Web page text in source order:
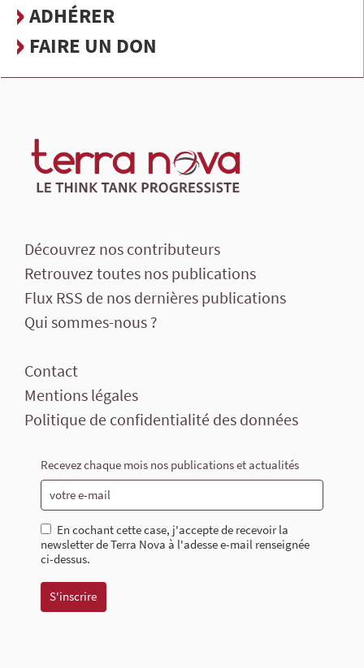
ADHÉRER
FAIRE UN DON
Découvrez nos contributeurs
Retrouvez toutes nos publications
Flux RSS de nos dernières publications
Qui sommes-nous ?
Contact
Mentions légales
Politique de confidentialité des données
Recevez chaque mois nos publications et actualités
En cochant cette case, j'accepte de recevoir la
newsletter de Terra Nova à l'adesse e-mail renseignée
ci-dessus.